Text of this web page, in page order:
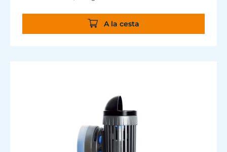
misma potencia de circulación se ahorran 20
W de potencia.
Fiabilidad y durabilidad habituales y
duraderas de TUNZE®.
A la cesta